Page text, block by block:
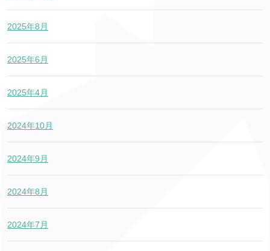
2025年8月
2025年6月
2025年4月
2024年10月
2024年9月
2024年8月
2024年7月